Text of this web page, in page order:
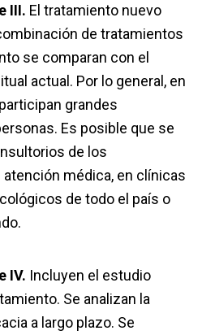
III. El tratamiento nuevo
de tratamientos
se comparan con el
actual. Por lo general, en
grandes
Es posible que se
de los
médica, en clínicas
de todo el país o
IV. Incluyen el estudio
Se analizan la
a largo plazo. Se